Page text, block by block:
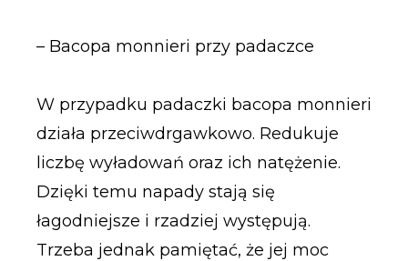
– Bacopa monnieri przy padaczce
W przypadku padaczki bacopa monnieri
działa przeciwdrgawkowo. Redukuje
liczbę wyładowań oraz ich natężenie.
Dzięki temu napady stają się
łagodniejsze i rzadziej występują.
Trzeba jednak pamiętać, że jej moc